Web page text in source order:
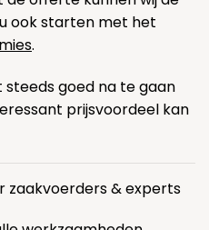
ook starten met het
.
goed na te gaan
prijsvoordeel kan
zaakvoerders & experts